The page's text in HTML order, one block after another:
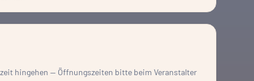
hingehen — Öffnungszeiten bitte beim Veranstalter